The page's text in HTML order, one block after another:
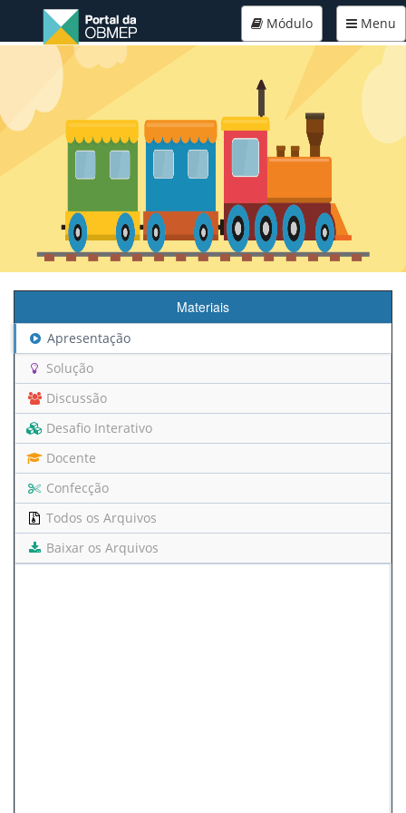
Menu
Módulo
Materiais
Apresentação
Solução
Discussão
Desafio Interativo
Docente
Confecção
Todos os Arquivos
Baixar os Arquivos